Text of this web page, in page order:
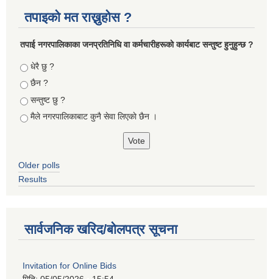
तपाइको मत राख्नुहोस ?
तपा‌ई नगरपालिकाका जनप्रतिनिधि वा कर्मचारीहरूकाे कार्यबाट सन्तुष्ट हुनुहुन्छ ?
Choices
धेरै छु ?
छैन ?
सन्तुष्ट छु ?
मैले नगरपालिकाबाट कुनै सेवा लिएकाे छैन ।
Older polls
Results
सार्वजनिक खरिद/बोलपत्र सूचना
Invitation for Online Bids